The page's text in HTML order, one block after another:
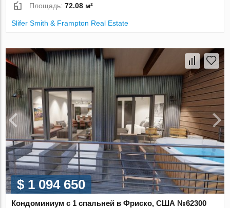
Площадь:72.08 м²
Slifer Smith & Frampton Real Estate
$ 1 094 650
Кондоминиум с 1 спальней в Фриско, США №62300